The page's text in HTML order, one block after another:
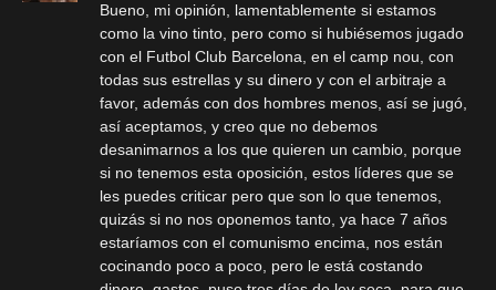
Bueno, mi opinión, lamentablemente si estamos
como la vino tinto, pero como si hubiésemos jugado
con el Futbol Club Barcelona, en el camp nou, con
todas sus estrellas y su dinero y con el arbitraje a
favor, además con dos hombres menos, así se jugó,
así aceptamos, y creo que no debemos
desanimarnos a los que quieren un cambio, porque
si no tenemos esta oposición, estos líderes que se
les puedes criticar pero que son lo que tenemos,
quizás si no nos oponemos tanto, ya hace 7 años
estaríamos con el comunismo encima, nos están
cocinando poco a poco, pero le está costando